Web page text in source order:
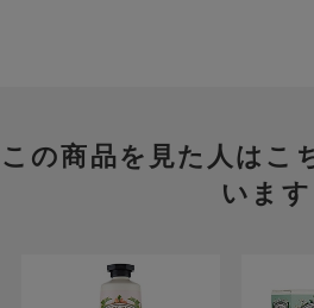
この商品を見た人はこ
います